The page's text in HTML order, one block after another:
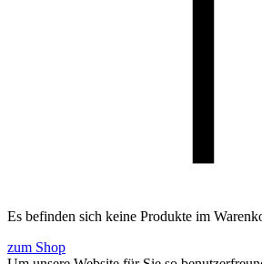
Es befinden sich keine Produkte im
zum Shop